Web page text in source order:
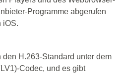
Programme abgerufen
iOS.
H.263-Standard unter dem
Codec, und es gibt